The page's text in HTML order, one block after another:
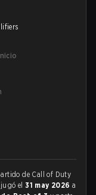
de Call of Duty
jugó el31 may 2026a